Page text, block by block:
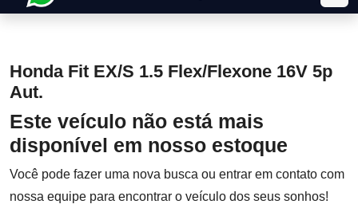
Honda Fit EX/S 1.5 Flex/Flexone 16V 5p
Aut.
Este veículo não está mais
disponível em nosso estoque
Você pode fazer uma nova busca ou entrar em contato com
nossa equipe para encontrar o veículo dos seus sonhos!